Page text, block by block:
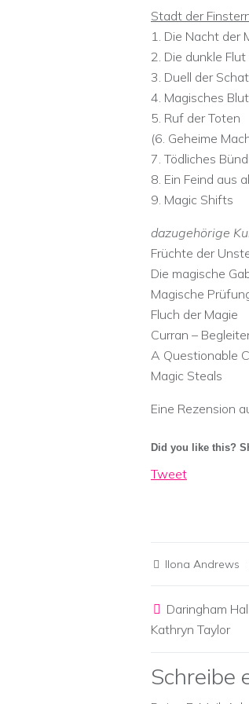
Stadt der
1. Die Nacht der
2. Die dunkle Flut
3. Duell der
4. Magisches Blut
5. Ruf der Toten
(6. Geheime
7. Tödliches
8. Ein Feind aus
9. Magic Shifts
dazugehörige
Früchte der
Die magische
Magische
Fluch der Magie
Curran –
A Questionable
Magic Steals
Eine Rezension
Did you like this?
Tweet
Ilona Andrews
Post
Daringham
Kathryn Taylor
Schreibe